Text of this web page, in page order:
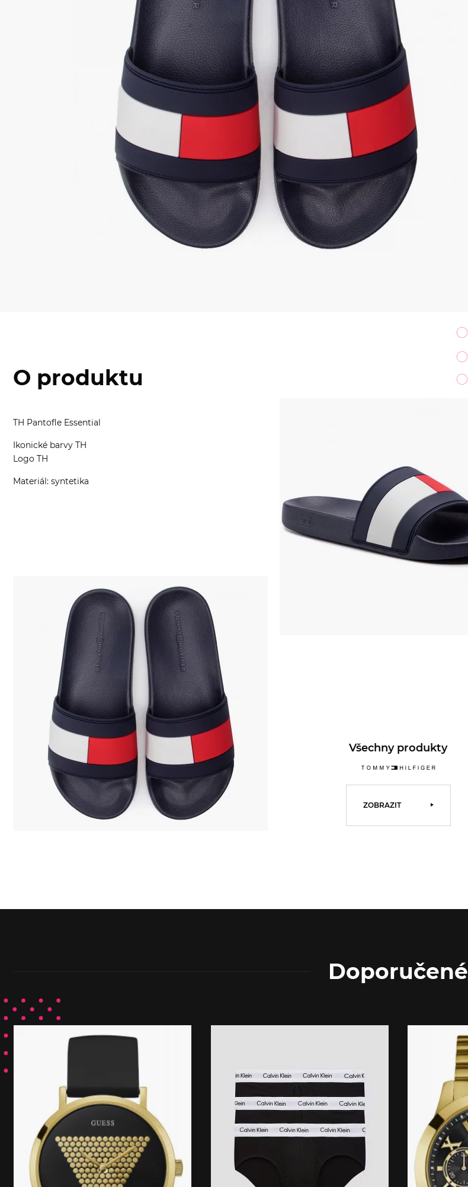
O produktu
TH Pantofle Essential
Ikonické barvy TH
Logo TH
Materiál: syntetika
Všechny produkty
ZOBRAZIT
Doporučené